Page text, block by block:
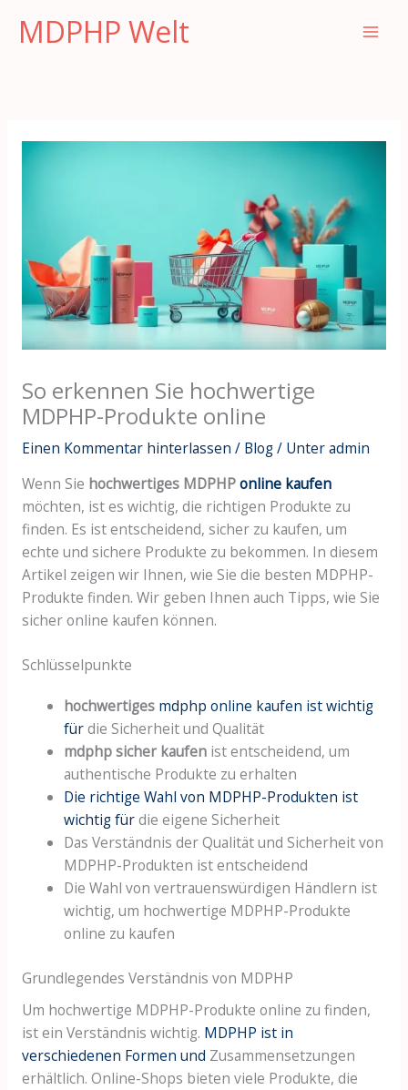
InhaltMDPHP Welt
So erkennen Sie hochwertige
MDPHP-Produkte online
Einen Kommentar hinterlassen / Blog/ Unteradmin
Wenn Sie hochwertiges MDPHPonline kaufen
möchten, ist es wichtig, die richtigen Produkte zu
finden. Es ist entscheidend, sicher zu kaufen, um
echte und sichere Produkte zu bekommen. In diesem
Artikel zeigen wir Ihnen, wie Sie die besten MDPHP-
Produkte finden. Wir geben Ihnen auch Tipps, wie Sie
sicher online kaufen können.
Schlüsselpunkte
hochwertiges mdphp online kaufen ist wichtig
fürdie Sicherheit und Qualität
mdphp sicher kaufen ist entscheidend, um
authentische Produkte zu erhalten
Die richtige Wahl von MDPHP-Produkten ist
wichtig fürdie eigene Sicherheit
Das Verständnis der Qualität und Sicherheit von
MDPHP-Produkten ist entscheidend
Die Wahl von vertrauenswürdigen Händlern ist
wichtig, um hochwertige MDPHP-Produkte
online zu kaufen
Grundlegendes Verständnis von MDPHP
Um hochwertige MDPHP-Produkte online zu finden,
ist ein Verständnis wichtig. MDPHP ist in
verschiedenen Formen und Zusammensetzungen
erhältlich. Online-Shops bieten viele Produkte, die